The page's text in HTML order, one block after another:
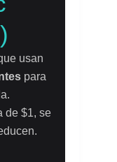
usan
para
de $1, se